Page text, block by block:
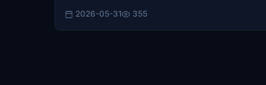
2026-05-31 355